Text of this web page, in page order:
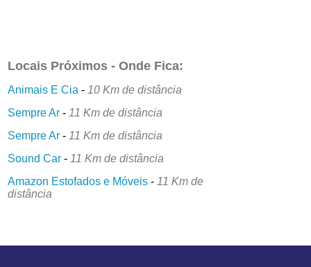
Locais Próximos - Onde Fica:
Animais E Cia - 10 Km de distância
Sempre Ar - 11 Km de distância
Sempre Ar - 11 Km de distância
Sound Car - 11 Km de distância
Amazon Estofados e Móveis - 11 Km de
distância